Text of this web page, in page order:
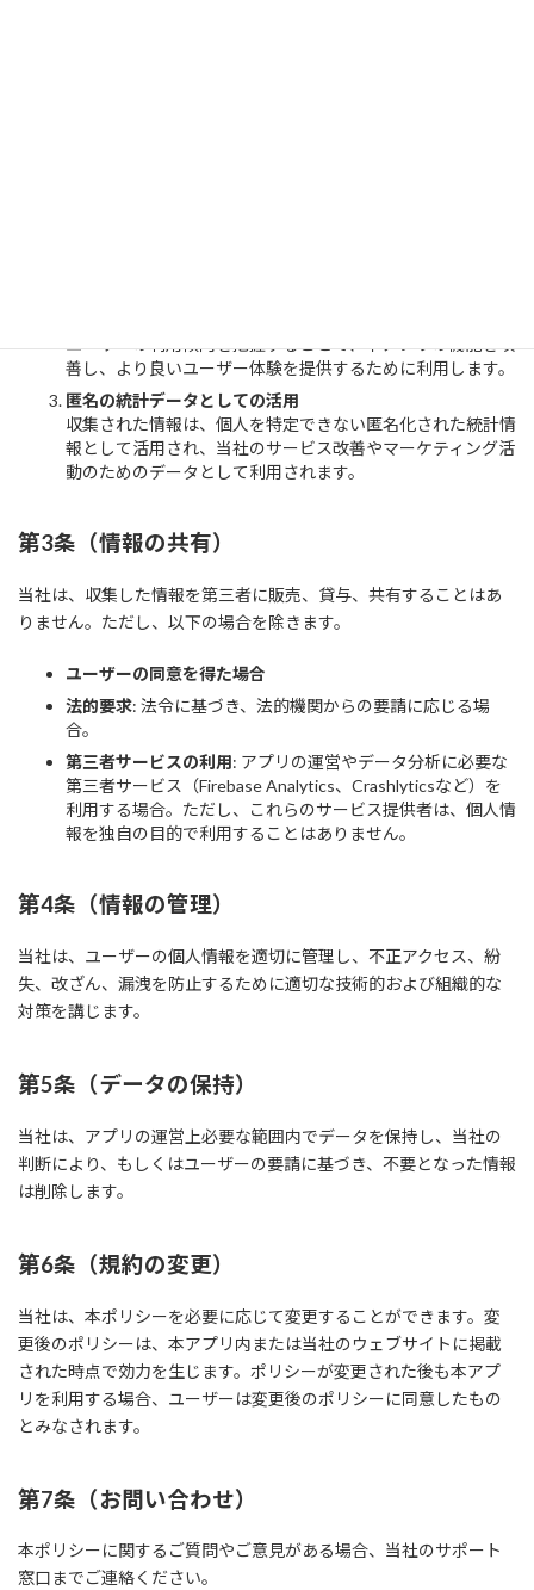
ユーザーの利用傾向を把握することで、本アプリの機能を改
善し、より良いユーザー体験を提供するために利用します。
匿名の統計データとしての活用
収集された情報は、個人を特定できない匿名化された統計情
報として活用され、当社のサービス改善やマーケティング活
動のためのデータとして利用されます。
第3条（情報の共有）
当社は、収集した情報を第三者に販売、貸与、共有することはあ
りません。ただし、以下の場合を除きます。
ユーザーの同意を得た場合
法的要求: 法令に基づき、法的機関からの要請に応じる場
合。
第三者サービスの利用: アプリの運営やデータ分析に必要な
第三者サービス（Firebase Analytics、Crashlyticsなど）を
利用する場合。ただし、これらのサービス提供者は、個人情
報を独自の目的で利用することはありません。
第4条（情報の管理）
当社は、ユーザーの個人情報を適切に管理し、不正アクセス、紛
失、改ざん、漏洩を防止するために適切な技術的および組織的な
対策を講じます。
第5条（データの保持）
当社は、アプリの運営上必要な範囲内でデータを保持し、当社の
判断により、もしくはユーザーの要請に基づき、不要となった情報
は削除します。
第6条（規約の変更）
当社は、本ポリシーを必要に応じて変更することができます。変
更後のポリシーは、本アプリ内または当社のウェブサイトに掲載
された時点で効力を生じます。ポリシーが変更された後も本アプ
リを利用する場合、ユーザーは変更後のポリシーに同意したもの
とみなされます。
第7条（お問い合わせ）
本ポリシーに関するご質問やご意見がある場合、当社のサポート
窓口までご連絡ください。